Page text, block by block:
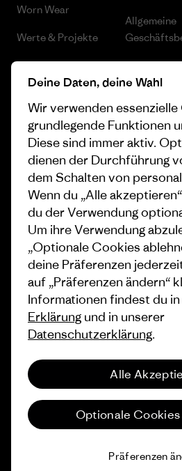
Worn Wear
Werte & Projekte
Progress Report
Klimaziele
1% For The Planet
Wie wir finanzieren
Geschenkgutscheine
Stores in deiner Nähe
Allgemeine
Cookie
Industry
Affiliate-
Patagonia
© 2026 Patagonia, Inc. All Rights Reserved.
Deutsch
Deine Daten, deine Wahl
Wir verwenden
grundlegende Funktionen
Diese sind immer aktiv.
dienen der Durchführung
dem Schalten von
Wenn du „Alle
du der Verwendung
Um ihre Verwendung
„Optionale Cookies
deine Präferenzen
auf „Präferenzen ändern“
Informationen findest du
Erklärung und in unserer
Datenschutzerklärung.
Alle
Optionale
Präferenzen